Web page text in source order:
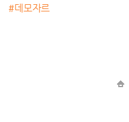
#데모자르